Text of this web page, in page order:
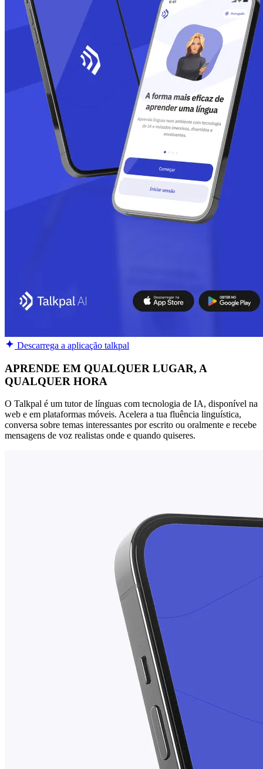
Descarrega a aplicação talkpal
APRENDE EM QUALQUER LUGAR, A
QUALQUER HORA
O Talkpal é um tutor de línguas com tecnologia de IA, disponível na
web e em plataformas móveis. Acelera a tua fluência linguística,
conversa sobre temas interessantes por escrito ou oralmente e recebe
mensagens de voz realistas onde e quando quiseres.